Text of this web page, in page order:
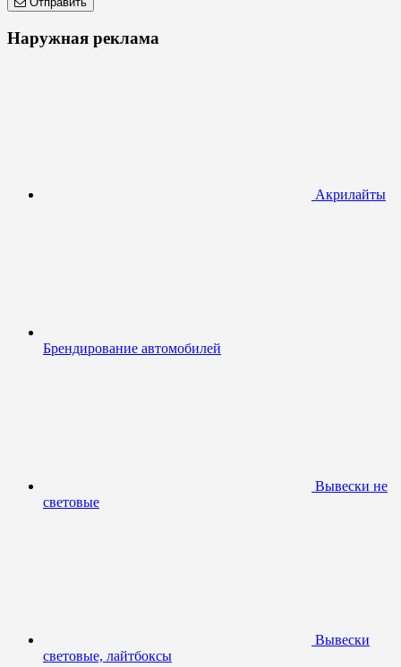
Наружная реклама
Акрилайты
Брендирование автомобилей
Вывески не
световые
Вывески
световые, лайтбоксы